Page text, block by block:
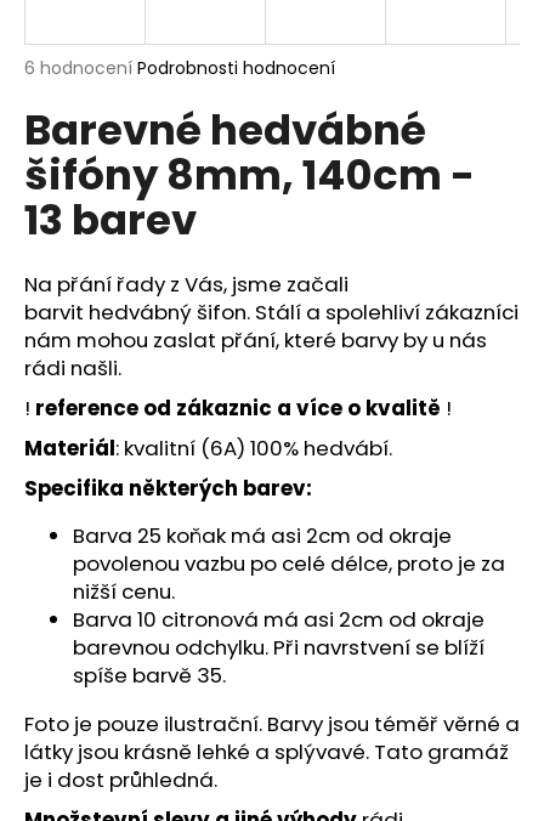
Průměrné
produktu
je
5,0
z
5
hvězdiček.
6 hodnocení Podrobnosti hodnocení
Barevné hedvábné
šifóny 8mm, 140cm -
13 barev
Na přání řady z Vás, jsme začali
barvit hedvábný šifon. Stálí a spolehliví zákazníci
nám mohou zaslat přání, které barvy by u nás
rádi našli.
! reference od zákaznic a více o kvalitě !
Materiál: kvalitní (6A) 100% hedvábí.
Specifika některých barev:
Barva 25 koňak má asi 2cm od okraje
povolenou vazbu po celé délce, proto je za
nižší cenu.
Barva 10 citronová má asi 2cm od okraje
barevnou odchylku. Při navrstvení se blíží
spíše barvě 35.
Foto je pouze ilustrační. Barvy jsou téměř věrné a
látky jsou krásně lehké a splývavé. Tato gramáž
je i dost průhledná.
j
t
?
HLEDAT
o
p
r